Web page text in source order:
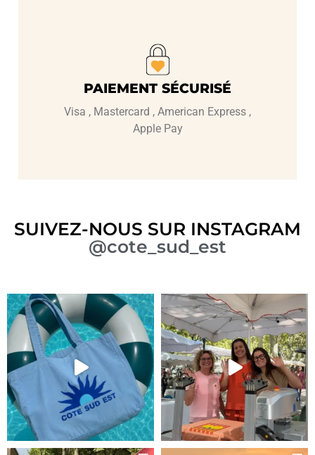
PAIEMENT SÉCURISÉ
Visa , Mastercard , American Express ,
Apple Pay
SUIVEZ-NOUS SUR INSTAGRAM
@cote_sud_est